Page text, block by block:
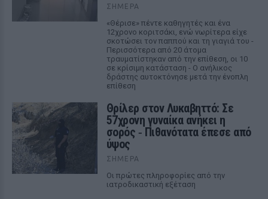
ΣΉΜΕΡΑ
«Θέρισε» πέντε καθηγητές και ένα
12χρονο κοριτσάκι, ενώ νωρίτερα είχε
σκοτώσει τον παππού και τη γιαγιά του -
Περισσότερα από 20 άτομα
τραυματίστηκαν από την επίθεση, οι 10
σε κρίσιμη κατάσταση - Ο ανήλικος
δράστης αυτοκτόνησε μετά την ένοπλη
επίθεση
Θρίλερ στον Λυκαβηττό: Σε
57χρονη γυναίκα ανήκει η
σορός ‑ Πιθανότατα έπεσε από
ύψος
ΣΉΜΕΡΑ
Οι πρώτες πληροφορίες από την
ιατροδικαστική εξέταση